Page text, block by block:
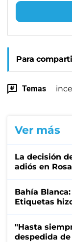
Para
Temas
Ver más
La decisión
adiós en
Bahía
Etiquetas
"Hasta
despedida